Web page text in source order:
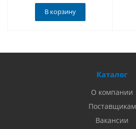
В корзину
Каталог
О компании
Поставщикам
Вакансии